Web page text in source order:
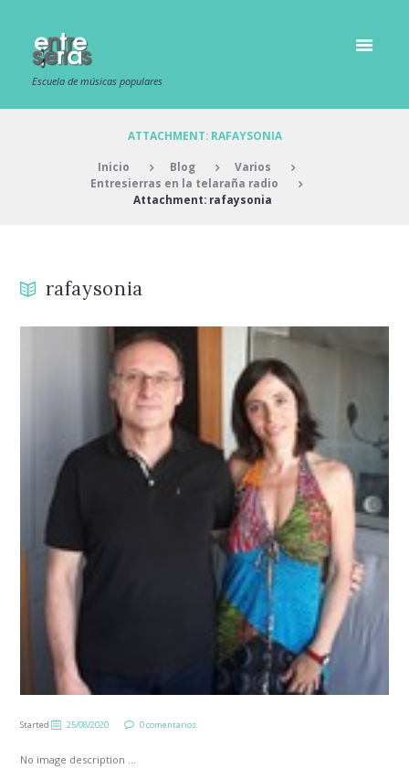
Escuela de músicas populares
ATTACHMENT: RAFAYSONIA
Inicio Blog
Varios
Entresierras en la telaraña radio
Attachment: rafaysonia
rafaysonia
Started 25/08/2020 0 comentarios
No image description ...